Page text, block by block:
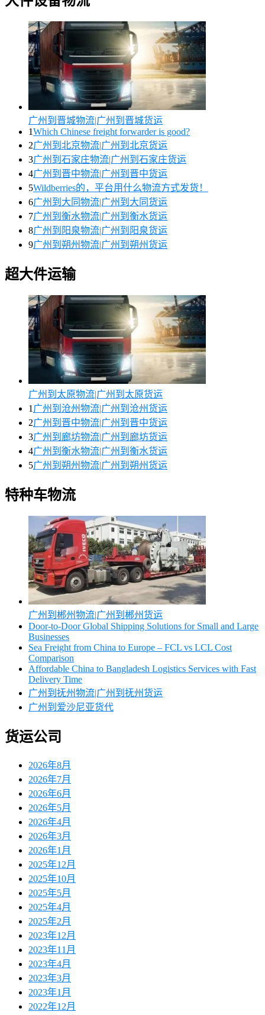
广州到晋城物流|广州到晋城货运
1Which Chinese freight forwarder is good?
2广州到北京物流|广州到北京货运
3广州到石家庄物流|广州到石家庄货运
4广州到晋中物流|广州到晋中货运
5Wildberries的，平台用什么物流方式发货！
6广州到大同物流|广州到大同货运
7广州到衡水物流|广州到衡水货运
8广州到阳泉物流|广州到阳泉货运
9广州到朔州物流|广州到朔州货运
超大件运输
广州到太原物流|广州到太原货运
1 广州到沧州物流|广州到沧州货运
2广州到晋中物流|广州到晋中货运
3广州到廊坊物流|广州到廊坊货运
4广州到衡水物流|广州到衡水货运
5广州到朔州物流|广州到朔州货运
特种车物流
广州到郴州物流|广州到郴州货运
Door-to-Door Global Shipping Solutions for Small and Large
Businesses
Sea Freight from China to Europe – FCL vs LCL Cost
Comparison
Affordable China to Bangladesh Logistics Services with Fast
Delivery Time
广州到抚州物流|广州到抚州货运
广州到爱沙尼亚货代
货运公司
2026年8月
2026年7月
2026年6月
2026年5月
2026年4月
2026年3月
2026年1月
2025年12月
2025年10月
2025年5月
2025年4月
2025年2月
2023年12月
2023年11月
2023年4月
2023年3月
2023年1月
2022年12月